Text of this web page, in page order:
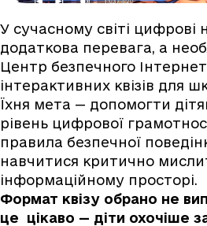
У сучасному світі цифрові
додаткова перевага, а
Центр безпечного
інтерактивних квізів для
Їхня мета — допомогти
рівень цифрової
правила безпечної
навчитися критично
інформаційному просторі.
Формат квізу обрано не
це цікаво — діти охочіше